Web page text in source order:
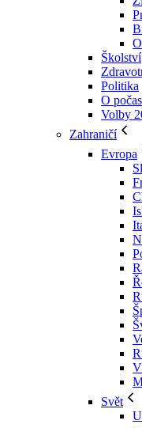
Školství
Politika
O
Volby
Zahraničí
Evropa
Svět